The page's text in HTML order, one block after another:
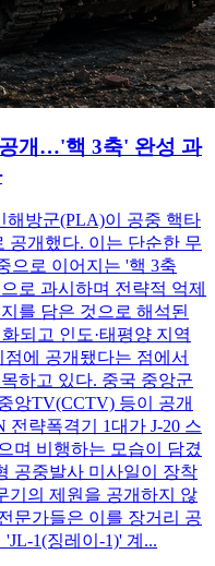
개…'핵 3축' 완성 과
해방군(PLA)이 공중 핵타
공개했다. 이는 단순한 무
으로 이어지는 '핵 3축
로 과시하며 전략적 억제
를 담은 것으로 해석된
되고 인도·태평양 지역
에 공개됐다는 점에서
하고 있다. 중국 중앙군
앙TV(CCTV) 등이 공개
전략폭격기 1대가 J-20 스
며 비행하는 모습이 담겼
공중발사 미사일이 장착
기의 제원을 공개하지 않
문가들은 이를 장거리 공
1(징레이-1)' 계...